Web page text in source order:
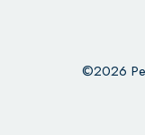
©2026